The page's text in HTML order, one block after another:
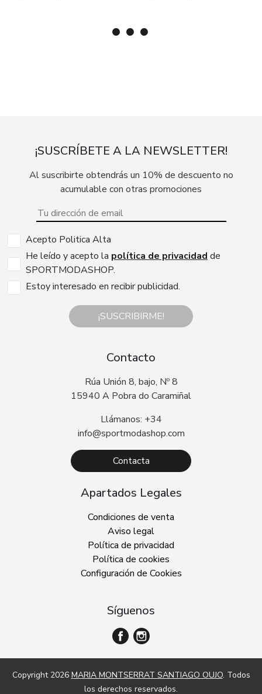
¡SUSCRÍBETE A LA NEWSLETTER!
Al suscribirte obtendrás un 10% de descuento no
acumulable con otras promociones
Acepto Politica Alta
He leído y acepto la política de privacidad de
SPORTMODASHOP.
Estoy interesado en recibir publicidad.
¡SUSCRIBIRME!
Contacto
Rúa Unión 8, bajo, Nº 8
15940 A Pobra do Caramiñal
Llámanos: +34
info@sportmodashop.com
Contacta
Apartados Legales
Condiciones de venta
Aviso legal
Política de privacidad
Política de cookies
Configuración de Cookies
Síguenos
Copyright 2026 MARIA MONTSERRAT SANTIAGO OUJO. Todos
los derechos reservados.